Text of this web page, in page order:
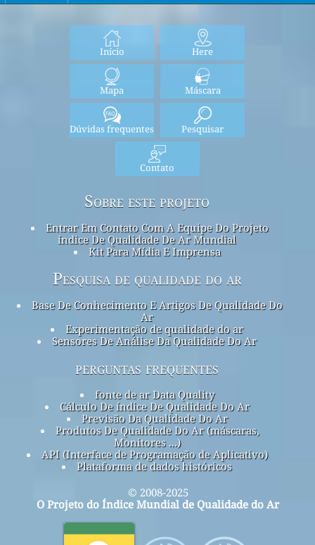
Início Here
Mapa Máscara
Dúvidas frequentes Pesquisar
Contato
Sobre este projeto
Entrar Em Contato Com A Equipe Do Projeto
índice De Qualidade De Ar Mundial
Kit Para Mídia E Imprensa
Pesquisa de qualidade do ar
Base De Conhecimento E Artigos De Qualidade Do
Ar
Experimentação de qualidade do ar
Sensores De Análise Da Qualidade Do Ar
perguntas frequentes
fonte de ar Data Quality
Cálculo De índice De Qualidade Do Ar
Previsão Da Qualidade Do Ar
Produtos De Qualidade Do Ar (máscaras,
Monitores ...)
API (Interface de Programação de Aplicativo)
Plataforma de dados históricos
© 2008-2025
O Projeto do Índice Mundial de Qualidade do Ar